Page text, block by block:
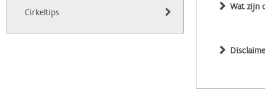
Cirkeltips
Wat zijn